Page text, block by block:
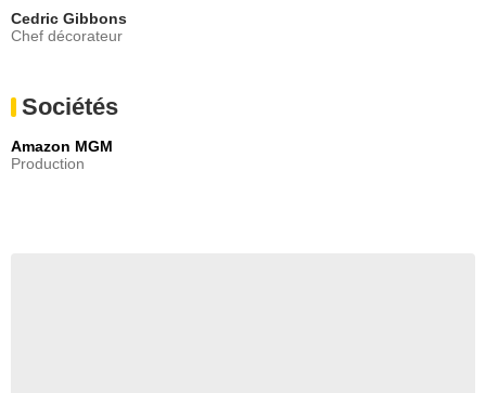
Cedric Gibbons
Chef décorateur
Sociétés
Amazon MGM
Production